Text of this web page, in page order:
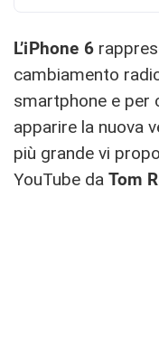
L’iPhone 6
cambiamento
smartphone e per
apparire la nuova
più grande vi
YouTube da Tom